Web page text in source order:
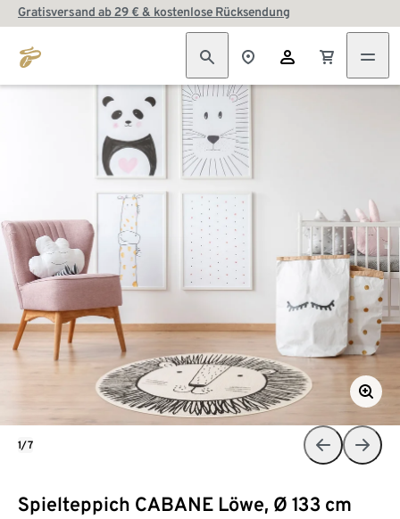
Gratisversand ab 29 € & kostenlose Rücksendung
Spielteppich CABANE Löwe, Ø 133 cm
1/7